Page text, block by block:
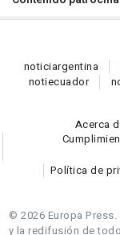
noticiargentina
notiecuador
Acerca
Política de
© 2026 Europa Press.
y la redifusión de